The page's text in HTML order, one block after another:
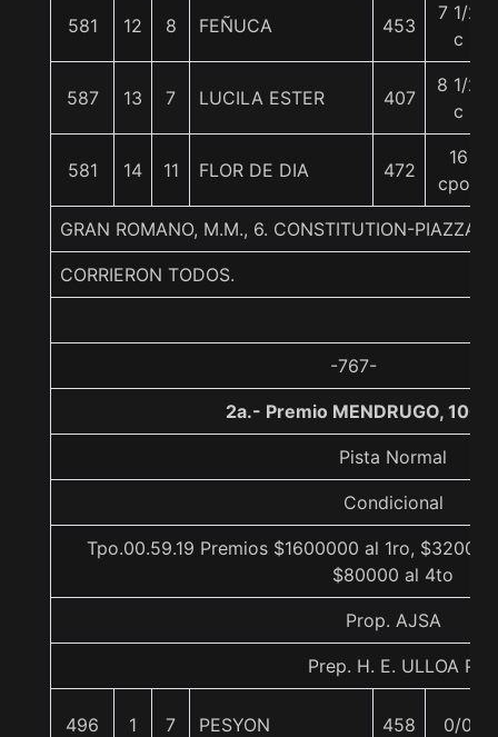
581 12 8 FEÑUCA 453
7 1/2
c
587 13 7 LUCILA ESTER 407
8 1/2
c
581 14 11 FLOR DE DIA 472
16
cpos
GRAN ROMANO, M.M., 6. CONSTITUTION-PIAZZA
CORRIERON TODOS.
-767-
2a.- Premio MENDRUGO,
Pista Normal
Condicional
Tpo.00.59.19 Premios $1600000 al 1ro,
$80000 al 4to
Prop. AJSA
Prep. H. E. ULLOA P.
496 1 7 PESYON 458 0/0